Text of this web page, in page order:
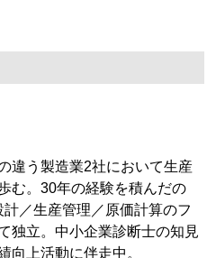
違う製造業2社において生産
む。30年の経験を積んだの
／生産管理／原価計算のフ
独立。中小企業診断士の知見
向上活動に伴走中。